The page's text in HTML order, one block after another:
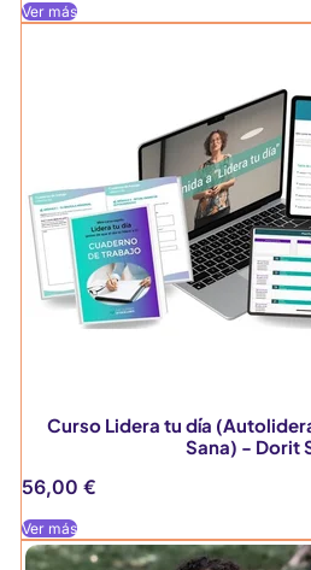
Ver más
Curso Lidera tu día
Sana) - Dorit
56,00 €
Ver más